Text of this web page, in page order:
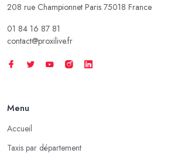
208 rue Championnet Paris 75018 France
01 84 16 87 81
contact@proxilive.fr
Menu
Accueil
Taxis par département